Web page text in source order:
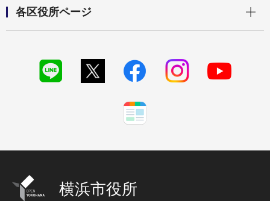
各区役所ページ
横浜市役所